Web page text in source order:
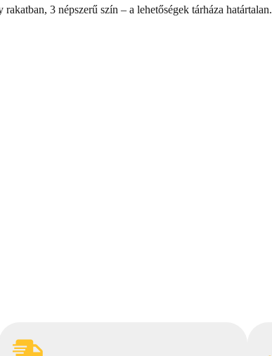
3 népszerű szín – a lehetőségek tárháza határtalan.